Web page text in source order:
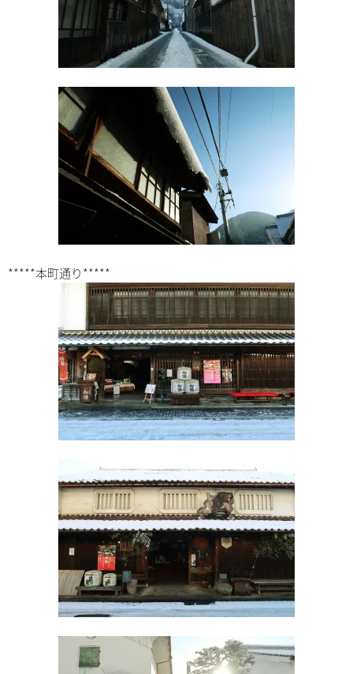
*****本町通り*****